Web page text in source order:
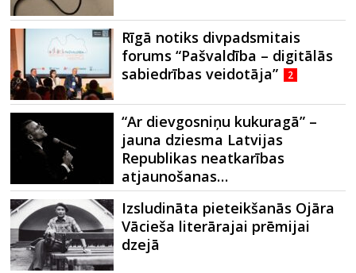
Rīgā notiks divpadsmitais
forums “Pašvaldība – digitālās
sabiedrības veidotāja”
2
“Ar dievgosniņu kukuragā” –
jauna dziesma Latvijas
Republikas neatkarības
atjaunošanas…
Izsludināta pieteikšanās Ojāra
Vācieša literārajai prēmijai
dzejā